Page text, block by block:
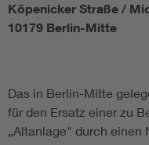
Köpenicker Straße /
10179 Berlin-Mitte
Das in Berlin-Mitte
für den Ersatz einer zu
„Altanlage" durch einen